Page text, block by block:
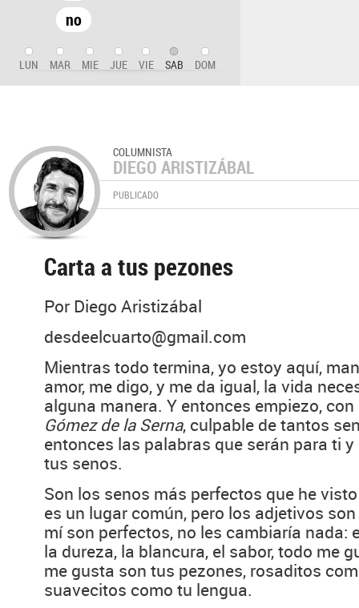
no
LUN MAR MIE JUE VIE SAB DOM
COLUMNISTA
DIEGO ARISTIZÁBAL
PUBLICADO
Carta a tus pezones
Por Diego Aristizábal
desdeelcuarto@gmail.com
Mientras todo termina, yo estoy aquí,
amor, me digo, y me da igual, la vida
alguna manera. Y entonces empiezo,
Gómez de la Serna, culpable de tantos
entonces las palabras que serán para ti
tus senos.
Son los senos más perfectos que he
es un lugar común, pero los adjetivos
mí son perfectos, no les cambiaría nada:
la dureza, la blancura, el sabor, todo me
me gusta son tus pezones, rosaditos
suavecitos como tu lengua.